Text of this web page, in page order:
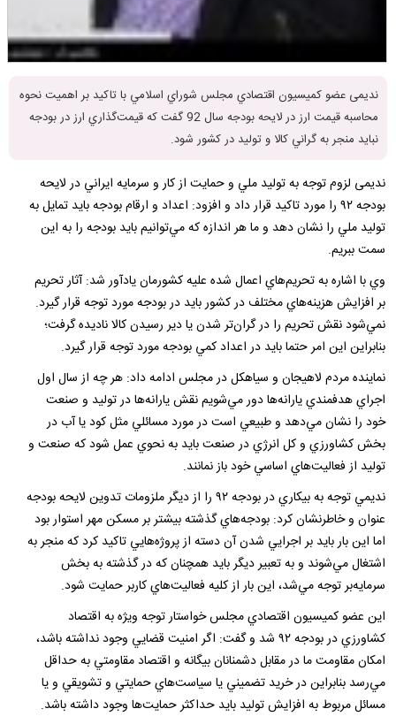
ندیمی عضو كميسيون اقتصادي مجلس شوراي اسلامي با تاكيد بر اهميت نحوه
محاسبه قيمت ارز در لايحه بودجه سال 92 گفت كه قيمت‌‌گذاري ارز در بودجه
نبايد منجر به گراني كالا و توليد در كشور شود.
ندیمی لزوم توجه به توليد ملي و حمايت از كار و سرمايه ايراني در لايحه
بودجه ۹۲ را مورد تاكيد قرار داد و افزود: اعداد و ارقام بودجه بايد تمايل به
توليد ملي را نشان دهد و ما هر اندازه كه مي‌توانيم بايد بودجه را به اين
سمت ببريم.
وي با اشاره به تحريم‌هاي اعمال شده عليه كشورمان يادآور شد: آثار تحريم
بر افزايش هزينه‌هاي مختلف در كشور بايد در بودجه مورد توجه قرار گيرد.
نمي‌شود نقش تحريم را در گران‌تر شدن يا دير رسيدن كالا ناديده گرفت؛
بنابراين اين امر حتما بايد در اعداد كمي بودجه مورد توجه قرار گيرد.
نماينده مردم لاهيجان و سیاهکل در مجلس ادامه داد: هر چه از سال اول
اجراي هدفمندي يارانه‌ها دور مي‌شويم نقش يارانه‌ها در توليد و صنعت
خود را نشان مي‌دهد و طبيعي است در مورد مسائلي مثل كود يا آب در
بخش كشاورزي و كل انرژي در صنعت بايد به نحوي عمل شود كه صنعت و
توليد از فعاليت‌هاي اساسي خود باز نمانند.
نديمي توجه به بيكاري در بودجه ۹۲ را از ديگر ملزومات تدوين لايحه بودجه
عنوان و خاطرنشان كرد: بودجه‌هاي گذشته بيشتر بر مسكن مهر استوار بود
اما اين بار بايد بر اجرايي شدن آن دسته از پروژه‌هايي تاكيد كرد كه منجر به
اشتغال مي‌شوند و به تعبير ديگر بايد همچنان كه در گذشته به بخش
سرمايه‌بر توجه مي‌شد، اين بار از كليه فعاليت‌هاي كاربر حمايت شود.
اين عضو كميسيون اقتصادي مجلس خواستار توجه ويژه به اقتصاد
كشاورزي در بودجه ۹۲ شد و گفت: اگر امنيت قضايي وجود نداشته باشد،
امكان مقاومت ما در مقابل دشمنانان بيگانه و اقتصاد مقاومتي به حداقل
مي‌رسد بنابراين در خريد تضميني يا سياست‌هاي حمايتي و تشويقي و يا
مسائل مربوط به افزايش توليد بايد حداكثر حمايت‌ها وجود داشته باشد.